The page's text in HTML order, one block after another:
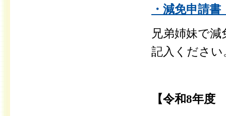
・減免申請
兄弟姉妹で
記入ください
【令和8年